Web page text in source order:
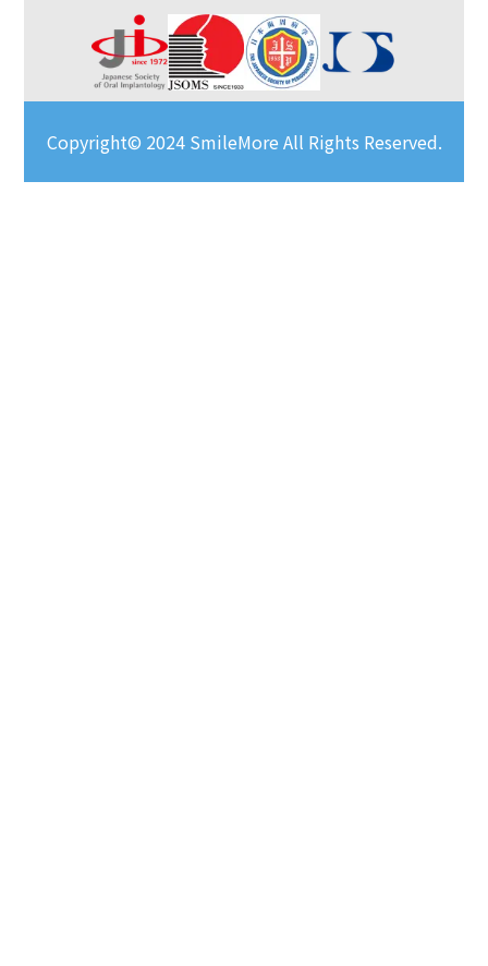
Copyright© 2024 SmileMore All Rights Reserved.